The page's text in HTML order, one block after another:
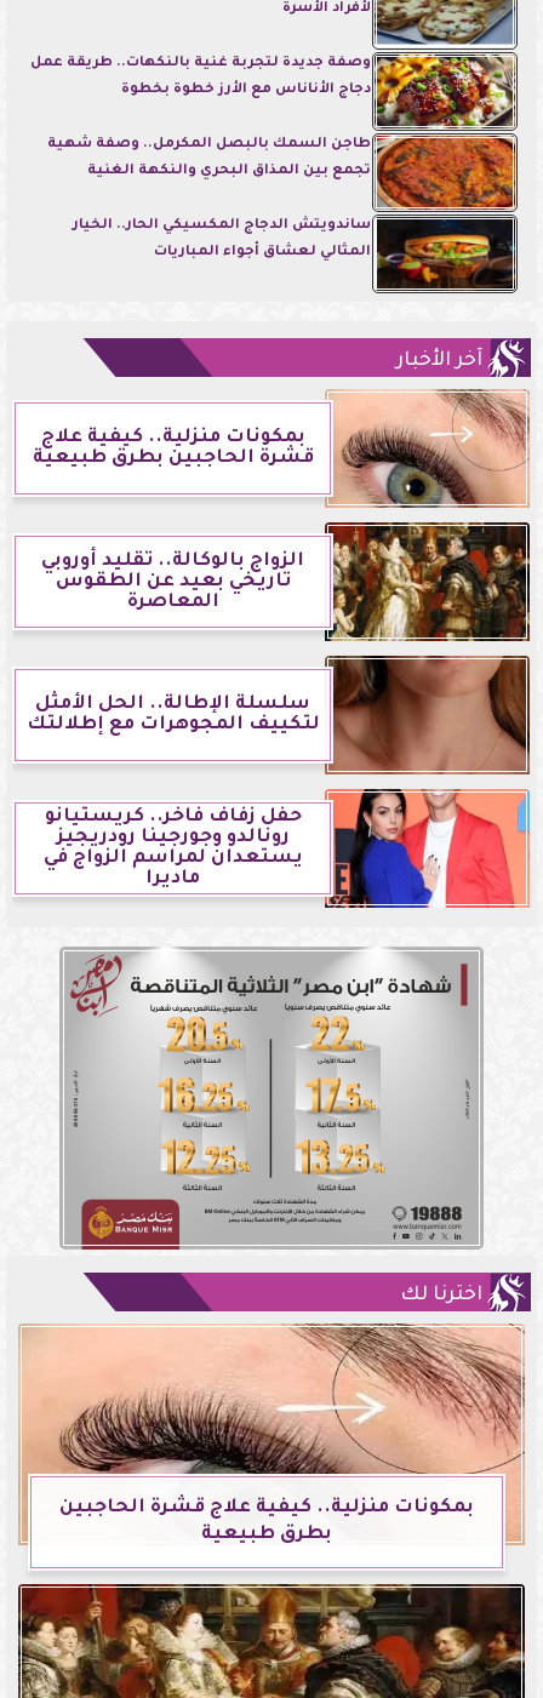
لأفراد الأسرة
وصفة جديدة لتجربة غنية بالنكهات.. طريقة عمل
دجاج الأناناس مع الأرز خطوة بخطوة
طاجن السمك بالبصل المكرمل.. وصفة شهية
تجمع بين المذاق البحري والنكهة الغنية
ساندويتش الدجاج المكسيكي الحار.. الخيار
المثالي لعشاق أجواء المباريات
آخر الأخبار
بمكونات منزلية.. كيفية علاج
قشرة الحاجبين بطرق طبيعية
الزواج بالوكالة.. تقليد أوروبي
تاريخي بعيد عن الطقوس
المعاصرة
سلسلة الإطالة.. الحل الأمثل
لتكييف المجوهرات مع إطلالتك
حفل زفاف فاخر.. كريستيانو
رونالدو وجورجينا رودريجيز
يستعدان لمراسم الزواج في
ماديرا
اخترنا لك
بمكونات منزلية.. كيفية علاج قشرة الحاجبين
بطرق طبيعية